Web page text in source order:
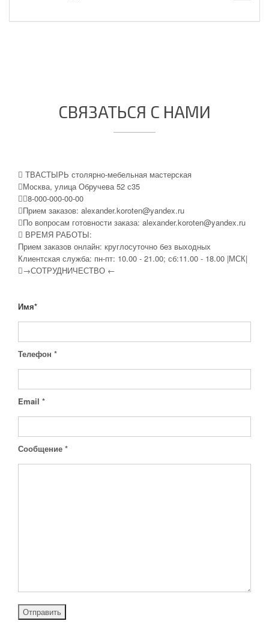
СВЯЗАТЬСЯ С НАМИ
ТВАСТЫРЬ столярно-мебельная мастерская
Москва, улица Обручева 52 с35
8-000-000-00-00
Прием заказов: alexander.koroten@yandex.ru
По вопросам готовности заказа: alexander.koroten@yandex.ru
ВРЕМЯ РАБОТЫ:
Прием заказов онлайн: круглосуточно без выходных
Клиентская служба: пн-пт: 10.00 - 21.00; сб:11.00 - 18.00 |МСК|
→СОТРУДНИЧЕСТВО ←
Имя*
Телефон *
Email *
Сообщение *